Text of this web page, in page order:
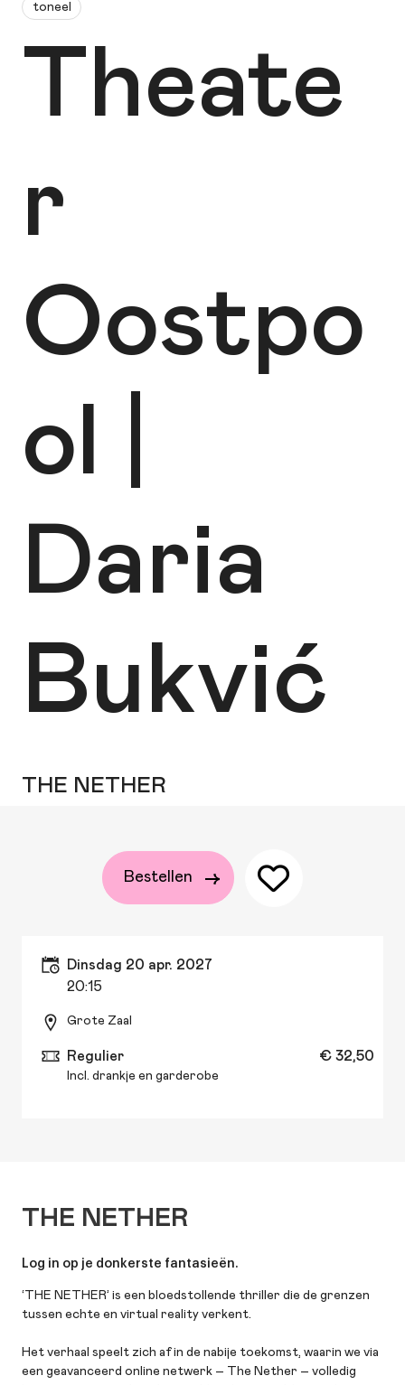
toneel
Theate
r
Oostpo
ol |
Daria
Bukvić
THE NETHER
Bestellen
dinsdag 20 apr. 2027
20:15
Grote Zaal
Regulier € 32,50
Incl. drankje en garderobe
THE NETHER
Log in op je donkerste fantasieën.
‘THE NETHER’ is een bloedstollende thriller die de grenzen
tussen echte en virtual reality verkent.
Het verhaal speelt zich af in de nabije toekomst, waarin we via
een geavanceerd online netwerk – The Nether – volledig